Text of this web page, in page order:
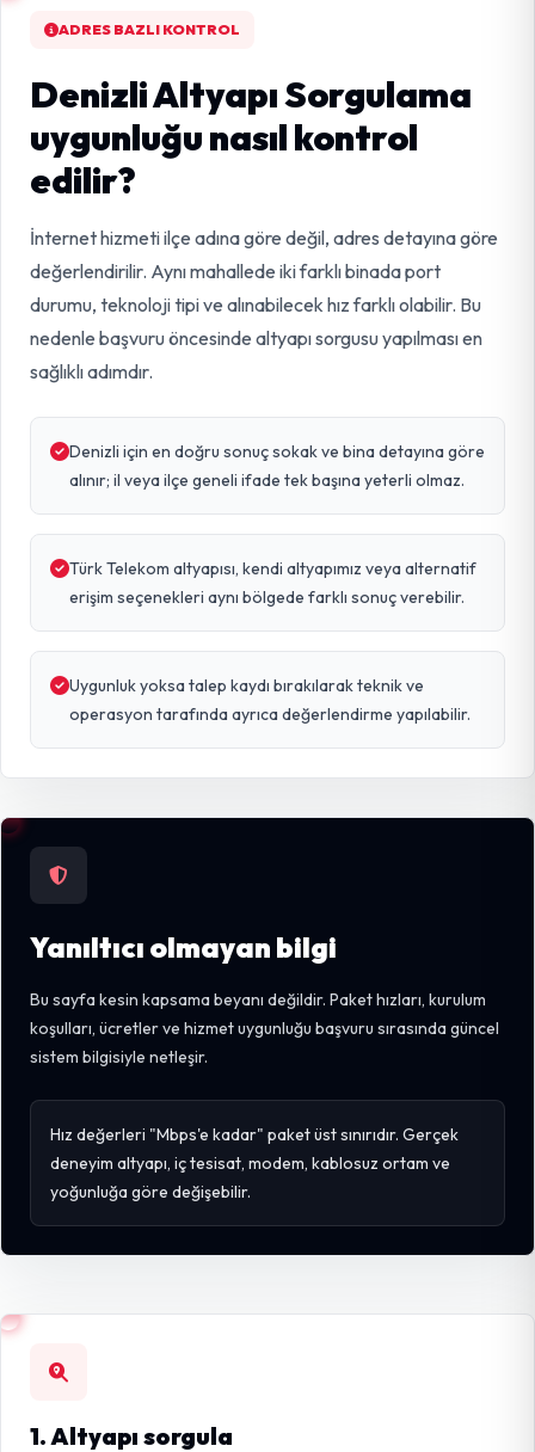
ADRES BAZLI KONTROL
Denizli Altyapı Sorgulama
uygunluğu nasıl kontrol
edilir?
İnternet hizmeti ilçe adına göre değil, adres detayına göre
değerlendirilir. Aynı mahallede iki farklı binada port
durumu, teknoloji tipi ve alınabilecek hız farklı olabilir. Bu
nedenle başvuru öncesinde altyapı sorgusu yapılması en
sağlıklı adımdır.
Denizli için en doğru sonuç sokak ve bina detayına göre
alınır; il veya ilçe geneli ifade tek başına yeterli olmaz.
Türk Telekom altyapısı, kendi altyapımız veya alternatif
erişim seçenekleri aynı bölgede farklı sonuç verebilir.
Uygunluk yoksa talep kaydı bırakılarak teknik ve
operasyon tarafında ayrıca değerlendirme yapılabilir.
Yanıltıcı olmayan bilgi
Bu sayfa kesin kapsama beyanı değildir. Paket hızları, kurulum
koşulları, ücretler ve hizmet uygunluğu başvuru sırasında güncel
sistem bilgisiyle netleşir.
Hız değerleri "Mbps'e kadar" paket üst sınırıdır. Gerçek
deneyim altyapı, iç tesisat, modem, kablosuz ortam ve
yoğunluğa göre değişebilir.
1. Altyapı sorgula